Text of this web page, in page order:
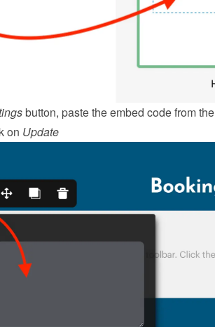
button, paste the embed code from the
on Update